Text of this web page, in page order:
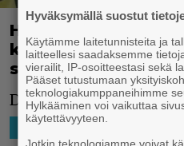
HBO Maxilla
kaksi uutta DC:n
DC vetää Marvel-
HOLLYWOOD
Hyväksymällä suostut
Käytämme laitetunnisteita ja
laitteellesi saadaksemme
vierailit, IP-osoitteestasi sekä
Pääset tutustumaan
teknologiakumppaneihimme
Hylkääminen voi vaikuttaa
käytettävyyteen.